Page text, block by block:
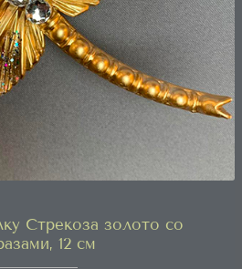
Стрекоза золото со
12 см